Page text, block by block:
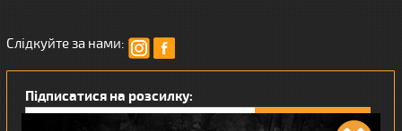
Слідкуйте за нами:
Підписатися на розсилку: